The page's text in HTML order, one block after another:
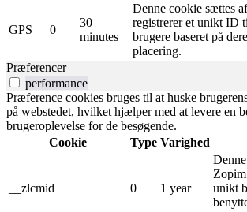
GPS 0
30
minutes
Denne cookie sættes
registrerer et unikt ID
brugere baseret på
placering.
Præferencer
performance
Præference cookies bruges til at huske
på webstedet, hvilket hjælper med at levere en
brugeroplevelse for de besøgende.
Cookie
Type Varighed
__zlcmid 0 1 year
unikt